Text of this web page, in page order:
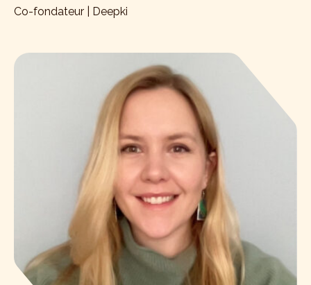
Co-fondateur | Deepki